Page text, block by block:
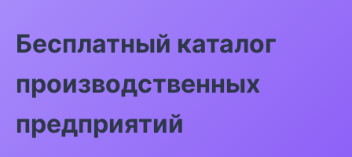
Бесплатный каталог
производственных
предприятий